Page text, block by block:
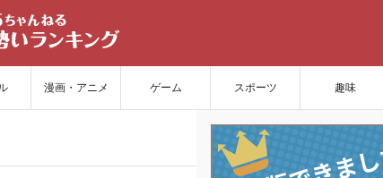
漫画・アニメ ゲーム スポーツ 趣味